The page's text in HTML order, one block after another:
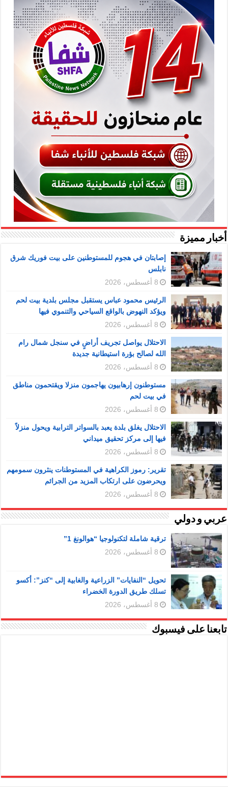
أخبار مميزة
إصابتان في هجوم للمستوطنين على بيت فوريك شرق
نابلس
8 أغسطس، 2026
الرئيس محمود عباس يستقبل مجلس بلدية بيت لحم
ويؤكد النهوض بالواقع السياحي والتنموي فيها
8 أغسطس، 2026
الاحتلال يواصل تجريف أراضٍ في سنجل شمال رام
الله لصالح بؤرة استيطانية جديدة
8 أغسطس، 2026
مستوطنون إرهابيون يهاجمون منزلا ويقتحمون مناطق
في بيت لحم
8 أغسطس، 2026
الاحتلال يغلق بلدة يعبد بالسواتر الترابية ويحول منزلاً
فيها إلى مركز تحقيق ميداني
8 أغسطس، 2026
تقرير: رموز الكراهية في المستوطنات ينثرون سمومهم
ويحرضون على ارتكاب المزيد من الجرائم
8 أغسطس، 2026
عربي و دولي
ترقية شاملة لتكنولوجيا “هوالونغ 1”
8 أغسطس، 2026
تحويل “النفايات” الزراعية والغابية إلى “كنز”: أكسو
تسلك طريق الدورة الخضراء
8 أغسطس، 2026
تابعنا على فيسبوك